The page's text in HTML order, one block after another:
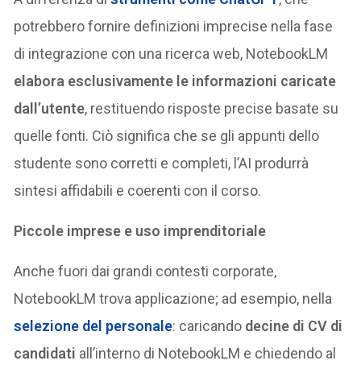
potrebbero fornire definizioni imprecise nella fase
di integrazione con una ricerca web, NotebookLM
elabora esclusivamente le informazioni caricate
dall’utente, restituendo risposte precise basate su
quelle fonti​. Ciò significa che se gli appunti dello
studente sono corretti e completi, l’AI produrrà
sintesi affidabili e coerenti con il corso.
Piccole imprese e uso imprenditoriale
Anche fuori dai grandi contesti corporate,
NotebookLM trova applicazione; ad esempio, nella
selezione del personale: caricando decine di CV di
candidati all’interno di NotebookLM e chiedendo al